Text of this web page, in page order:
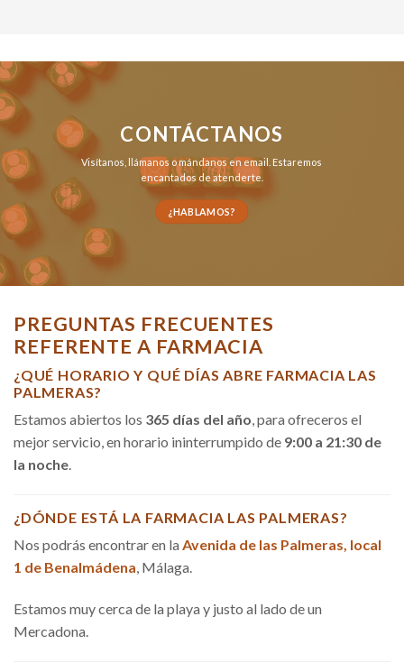
CONTÁCTANOS
Visítanos, llámanosomándanos en email . Estaremos
encantados de atenderte.
¿HABLAMOS?
PREGUNTAS FRECUENTES
REFERENTE A FARMACIA
¿QUÉ HORARIO Y QUÉ DÍAS ABRE FARMACIA LAS
PALMERAS?
Estamos abiertos los 365 días del año, para ofreceros el
mejor servicio, en horario ininterrumpido de 9:00 a 21:30 de
la noche.
¿DÓNDE ESTÁ LA FARMACIA LAS PALMERAS?
Nos podrás encontrar en la Avenida de las Palmeras, local
1 de Benalmádena, Málaga.
Estamos muy cerca de la playa y justo al lado de un
Mercadona.